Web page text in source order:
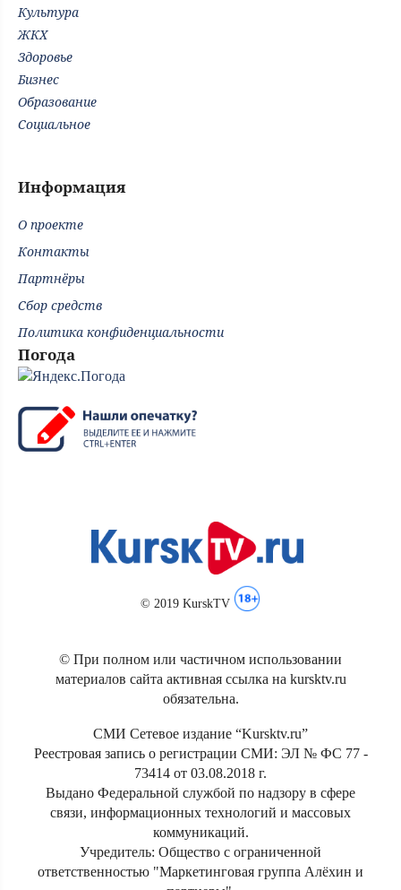
Культура
ЖКХ
Здоровье
Бизнес
Образование
Социальное
Информация
О проекте
Контакты
Партнёры
Сбор средств
Политика конфиденциальности
Погода
© 2019 KurskTV
© При полном или частичном использовании
материалов сайта активная ссылка на kursktv.ru
обязательна.
СМИ Сетевое издание “Kursktv.ru”
Реестровая запись о регистрации СМИ: ЭЛ № ФС 77 -
73414 от 03.08.2018 г.
Выдано Федеральной службой по надзору в сфере
связи, информационных технологий и массовых
коммуникаций.
Учредитель: Общество с ограниченной
ответственностью "Маркетинговая группа Алёхин и